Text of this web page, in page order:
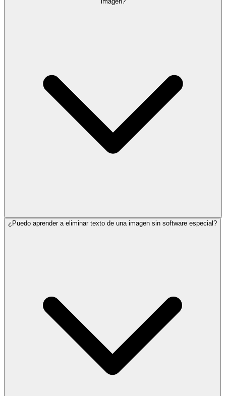
¿Puedo aprender a eliminar texto de una imagen sin software especial?